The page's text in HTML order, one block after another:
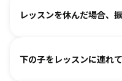
どを通して楽しみながら
言葉を身につけるのと同
ァルトなどの名曲を弾け
レッスンを休んだ場合、
教室ごとに時間割を組ん
下の子をレッスンに連れ